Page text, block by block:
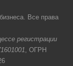
Все права
регистрации
, ОГРН